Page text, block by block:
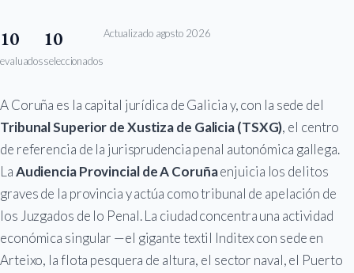
Metodología
Ser evaluado
10
evaluados
10
seleccionados
Actualizado agosto 2026
A Coruña es la capital jurídica de Galicia y, con la sede del
Tribunal Superior de Xustiza de Galicia (TSXG), el centro
de referencia de la jurisprudencia penal autonómica gallega.
LaAudiencia Provincial de A Coruñaenjuicia los delitos
graves de la provincia y actúa como tribunal de apelación de
los Juzgados de lo Penal. La ciudad concentra una actividad
económica singular —el gigante textil Inditex con sede en
Arteixo, la flota pesquera de altura, el sector naval, el Puerto